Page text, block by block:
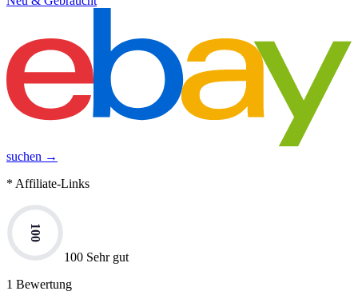
suchen →
* Affiliate-Links
100
100 Sehr gut
1 Bewertung